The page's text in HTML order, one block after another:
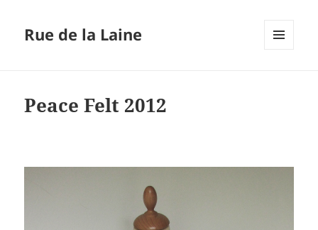
Rue de la Laine
Peace Felt 2012